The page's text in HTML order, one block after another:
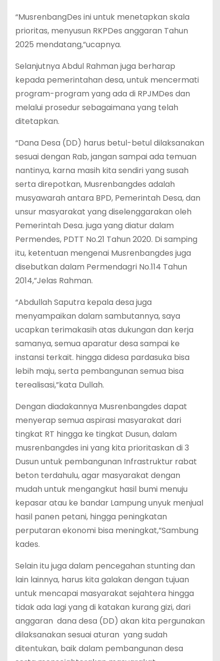
“MusrenbangDes ini untuk menetapkan skala
prioritas, menyusun RKPDes anggaran Tahun
2025 mendatang,”ucapnya.
Selanjutnya Abdul Rahman juga berharap
kepada pemerintahan desa, untuk mencermati
program-program yang ada di RPJMDes dan
melalui prosedur sebagaimana yang telah
ditetapkan.
“Dana Desa (DD) harus betul-betul dilaksanakan
sesuai dengan Rab, jangan sampai ada temuan
nantinya, karna masih kita sendiri yang susah
serta direpotkan, Musrenbangdes adalah
musyawarah antara BPD, Pemerintah Desa, dan
unsur masyarakat yang diselenggarakan oleh
Pemerintah Desa. juga yang diatur dalam
Permendes, PDTT No.21 Tahun 2020. Di samping
itu, ketentuan mengenai Musrenbangdes juga
disebutkan dalam Permendagri No.114 Tahun
2014,”Jelas Rahman.
“Abdullah Saputra kepala desa juga
menyampaikan dalam sambutannya, saya
ucapkan terimakasih atas dukungan dan kerja
samanya, semua aparatur desa sampai ke
instansi terkait. hingga didesa pardasuka bisa
lebih maju, serta pembangunan semua bisa
terealisasi,”kata Dullah.
Dengan diadakannya Musrenbangdes dapat
menyerap semua aspirasi masyarakat dari
tingkat RT hingga ke tingkat Dusun, dalam
musrenbangdes ini yang kita prioritaskan di 3
Dusun untuk pembangunan Infrastruktur rabat
beton terdahulu, agar masyarakat dengan
mudah untuk mengangkut hasil bumi menuju
kepasar atau ke bandar Lampung unyuk menjual
hasil panen petani, hingga peningkatan
perputaran ekonomi bisa meningkat,”Sambung
kades.
Selain itu juga dalam pencegahan stunting dan
lain lainnya, harus kita galakan dengan tujuan
untuk mencapai masyarakat sejahtera hingga
tidak ada lagi yang di katakan kurang gizi, dari
anggaran dana desa (DD) akan kita pergunakan
dilaksanakan sesuai aturan yang sudah
ditentukan, baik dalam pembangunan desa